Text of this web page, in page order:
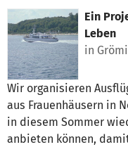
Ein
Leben
in
Wir organisieren
aus Frauenhäusern in
in diesem Sommer
anbieten können,